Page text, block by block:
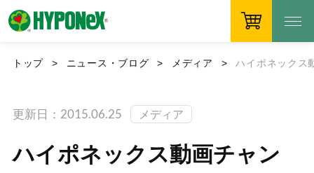
トップ ニュース・ブログ メディア ハイポネックス
更新日：2015.06.25 メディア
ハイポネックス動画チャン